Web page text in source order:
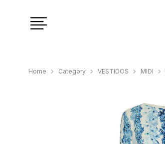
Category VESTIDOS MIDI